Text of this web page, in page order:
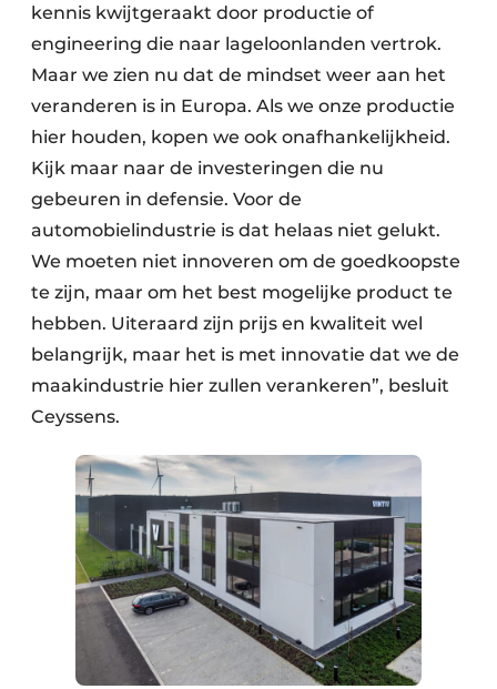
kennis kwijtgeraakt door productie of
engineering die naar lageloonlanden vertrok.
Maar we zien nu dat de mindset weer aan het
veranderen is in Europa. Als we onze productie
hier houden, kopen we ook onafhankelijkheid.
Kijk maar naar de investeringen die nu
gebeuren in defensie. Voor de
automobielindustrie is dat helaas niet gelukt.
We moeten niet innoveren om de goedkoopste
te zijn, maar om het best mogelijke product te
hebben. Uiteraard zijn prijs en kwaliteit wel
belangrijk, maar het is met innovatie dat we de
maakindustrie hier zullen verankeren”, besluit
Ceyssens.